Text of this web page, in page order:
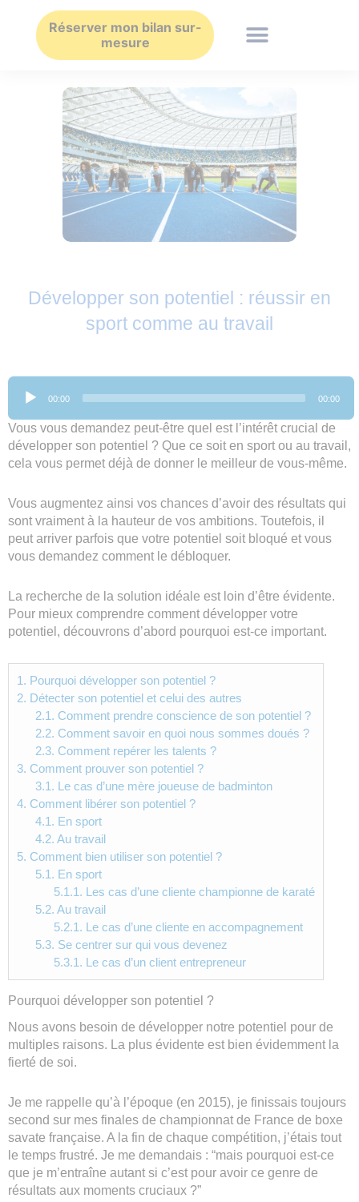
contenu
Réserver mon bilan sur-
mesure
Développer son potentiel : réussir en
sport comme au travail
Lecteur
audio
00:00 00:00
Vous vous demandez peut-être quel est l’intérêt crucial de
développer son potentiel ? Que ce soit en sport ou au travail,
cela vous permet déjà de donner le meilleur de vous-même.
Vous augmentez ainsi vos chances d’avoir des résultats qui
sont vraiment à la hauteur de vos ambitions. Toutefois, il
peut arriver parfois que votre potentiel soit bloqué et vous
vous demandez comment le débloquer.
La recherche de la solution idéale est loin d’être évidente.
Pour mieux comprendre comment développer votre
potentiel, découvrons d’abord pourquoi est-ce important.
1. Pourquoi développer son potentiel ?
2. Détecter son potentiel et celui des autres
2.1. Comment prendre conscience de son potentiel ?
2.2. Comment savoir en quoi nous sommes doués ?
2.3. Comment repérer les talents ?
3. Comment prouver son potentiel ?
3.1. Le cas d’une mère joueuse de badminton
4. Comment libérer son potentiel ?
4.1. En sport
4.2. Au travail
5. Comment bien utiliser son potentiel ?
5.1. En sport
5.1.1. Les cas d’une cliente championne de karaté
5.2. Au travail
5.2.1. Le cas d’une cliente en accompagnement
5.3. Se centrer sur qui vous devenez
5.3.1. Le cas d’un client entrepreneur
Pourquoi développer son potentiel ?
Nous avons besoin de développer notre potentiel pour de
multiples raisons. La plus évidente est bien évidemment la
fierté de soi.
Je me rappelle qu’à l’époque (en 2015), je finissais toujours
second sur mes finales de championnat de France de boxe
savate française. A la fin de chaque compétition, j’étais tout
le temps frustré. Je me demandais : “mais pourquoi est-ce
que je m’entraîne autant si c’est pour avoir ce genre de
résultats aux moments cruciaux ?”